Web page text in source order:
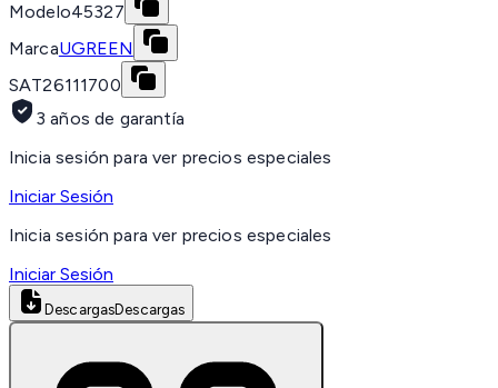
Modelo45327
MarcaUGREEN
SAT26111700
3 años de garantía
Inicia sesión para ver precios especiales
Iniciar Sesión
Inicia sesión para ver precios especiales
Iniciar Sesión
DescargasDescargas